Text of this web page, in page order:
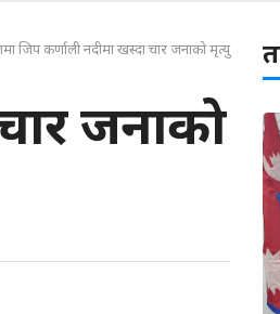
जिप कर्णाली नदीमा खस्दा चार जनाको मृत्यु
जनाको